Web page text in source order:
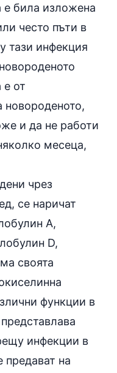
е била изложена
често пъти в
тази инфекция
е от
новороденото,
и да не работи
месеца,
чрез
се наричат
А,
D,
своята
функции в
инфекции в
предават на